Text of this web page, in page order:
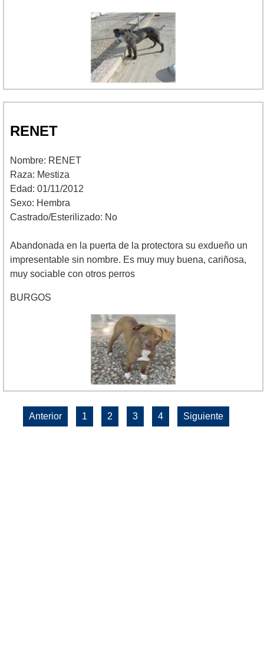
RENET
Nombre: RENET
Raza: Mestiza
Edad: 01/11/2012
Sexo: Hembra
Castrado/Esterilizado: No
Abandonada en la puerta de la protectora su exdueño un
impresentable sin nombre. Es muy muy buena, cariñosa,
muy sociable con otros perros
BURGOS
Anterior 1 2 3 4 Siguiente